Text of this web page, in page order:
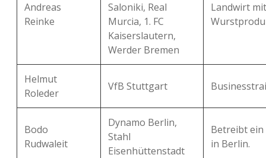
Andreas
Reinke
Saloniki, Real
Murcia, 1. FC
Kaiserslautern,
Werder Bremen
Landwirt
Helmut
Roleder
VfB Stuttgart
Bodo
Rudwaleit
Dynamo Berlin,
Stahl
Eisenhüttenstadt
Betreibt
in Berlin.